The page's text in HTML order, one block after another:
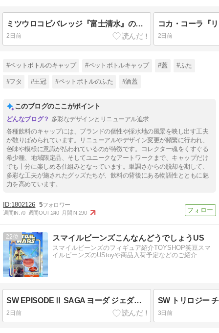
ミツウロコビバレッジ『富士清水』の同一電話番号の色違いキャップ
2日前 2日前
#ペットボトルのキャップ #ペットボトルキャップ #蓋 #ふた
#フタ #王冠 #ペットボトルのふた #酒蓋
このブログのここがポイント
多彩なデザインとリニューアル追求
各種飲料のキャップには、ブランドの個性や採水地の風景を映し出す工夫
が散りばめられています。リニューアルやデザイン変更が頻繁に行われ、
色味や模様に意識が払われているのが特徴です。コレクター魂をくすぐる
希少種、地域限定品、そしてユニークなアートワークまで、キャップだけ
でも十分に楽しめる仕組みとなっています。単調さからの脱却を期して、
多彩な工夫が施されたグッズたちが、飲料の背後にある物語性とともに魅
力を高めています。
1802126 5
週間IN:70 週間OUT:240 月間IN:290
22 スマイルビーンズこんなんどうでしょうUS
スマイルビーンズのフィギュア紹介TOYSHOP笑豆スマ
イルビーンズのUStoyや商品入荷予定などのご紹介
SW EPISODEⅡ SAGA ヨーダ ジェダイ・ハイカウンシル バージョン（日本語版）
2日前 3日前